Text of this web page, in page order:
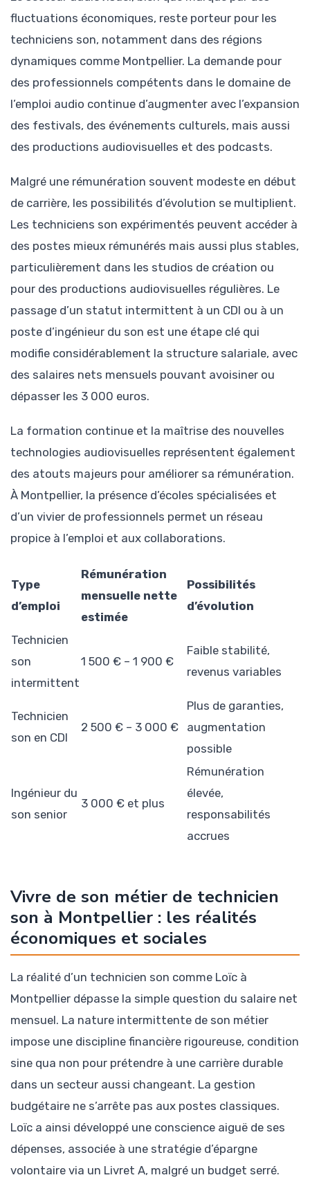
fluctuations économiques, reste porteur pour les
techniciens son, notamment dans des régions
dynamiques comme Montpellier. La demande pour
des professionnels compétents dans le domaine de
l’emploi audio continue d’augmenter avec l’expansion
des festivals, des événements culturels, mais aussi
des productions audiovisuelles et des podcasts.
Malgré une rémunération souvent modeste en début
de carrière, les possibilités d’évolution se multiplient.
Les techniciens son expérimentés peuvent accéder à
des postes mieux rémunérés mais aussi plus stables,
particulièrement dans les studios de création ou
pour des productions audiovisuelles régulières. Le
passage d’un statut intermittent à un CDI ou à un
poste d’ingénieur du son est une étape clé qui
modifie considérablement la structure salariale, avec
des salaires nets mensuels pouvant avoisiner ou
dépasser les 3 000 euros.
La formation continue et la maîtrise des nouvelles
technologies audiovisuelles représentent également
des atouts majeurs pour améliorer sa rémunération.
À Montpellier, la présence d’écoles spécialisées et
d’un vivier de professionnels permet un réseau
propice à l’emploi et aux collaborations.
Type
d’emploi
Rémunération
mensuelle nette
estimée
Possibilités
d’évolution
Technicien
son
intermittent
1 500 € – 1 900 €
Faible stabilité,
revenus variables
Technicien
son en CDI
2 500 € – 3 000 €
Plus de garanties,
augmentation
possible
Ingénieur du
son senior
3 000 € et plus
Rémunération
élevée,
responsabilités
accrues
Vivre de son métier de technicien
son à Montpellier : les réalités
économiques et sociales
La réalité d’un technicien son comme Loïc à
Montpellier dépasse la simple question du salaire net
mensuel. La nature intermittente de son métier
impose une discipline financière rigoureuse, condition
sine qua non pour prétendre à une carrière durable
dans un secteur aussi changeant. La gestion
budgétaire ne s’arrête pas aux postes classiques.
Loïc a ainsi développé une conscience aiguë de ses
dépenses, associée à une stratégie d’épargne
volontaire via un Livret A, malgré un budget serré.